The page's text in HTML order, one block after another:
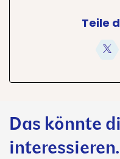
Teile
Das könnte